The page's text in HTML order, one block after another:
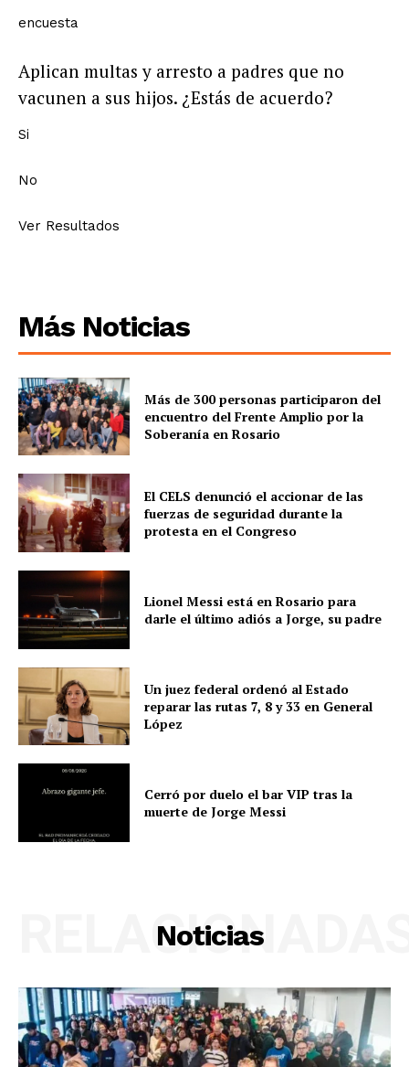
encuesta
Aplican multas y arresto a padres que no
vacunen a sus hijos. ¿Estás de acuerdo?
Si
No
Ver Resultados
Más Noticias
Más de 300 personas participaron del
encuentro del Frente Amplio por la
Soberanía en Rosario
El CELS denunció el accionar de las
fuerzas de seguridad durante la
protesta en el Congreso
Lionel Messi está en Rosario para
darle el último adiós a Jorge, su padre
Un juez federal ordenó al Estado
reparar las rutas 7, 8 y 33 en General
López
Cerró por duelo el bar VIP tras la
muerte de Jorge Messi
Noticias